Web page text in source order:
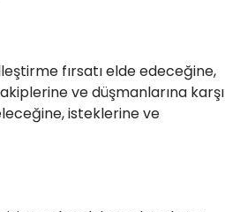
fırsatı elde edeceğine,
ve düşmanlarına karşı
isteklerine ve